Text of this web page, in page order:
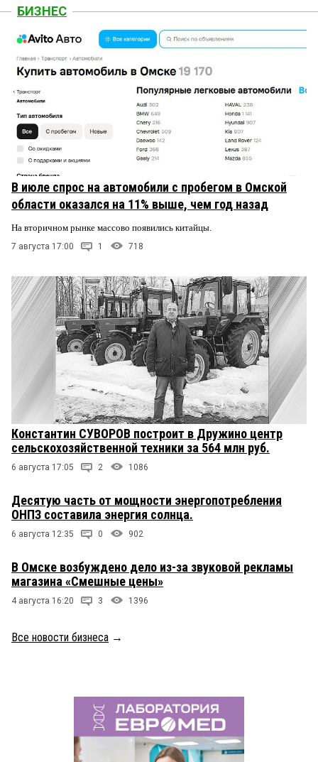
БИЗНЕС
В июле спрос на автомобили с пробегом в Омской
области оказался на 11% выше, чем год назад
На вторичном рынке массово появились китайцы.
7 августа 17:00 1 718
Константин СУВОРОВ построит в Дружино центр
сельскохозяйственной техники за 564 млн руб.
6 августа 17:05 2 1086
Десятую часть от мощности энергопотребления
ОНПЗ составила энергия солнца.
6 августа 12:35 0 902
В Омске возбуждено дело из-за звуковой рекламы
магазина «Смешные цены»
4 августа 16:20 3 1396
Все новости бизнеса →